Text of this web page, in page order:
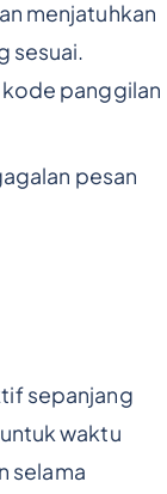
menjatuhkan
sesuai.
kode panggilan
pesan
sepanjang
waktu
selama